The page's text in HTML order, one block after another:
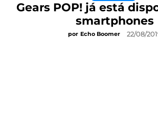
Gears POP! já está
smartphones
por Echo Boomer 22/08/